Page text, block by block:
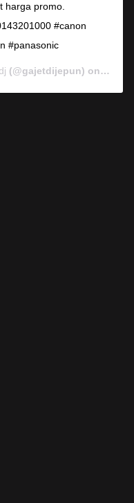
harga promo.
#canon
#panasonic
(@gajetdijepun) on Jan 7,